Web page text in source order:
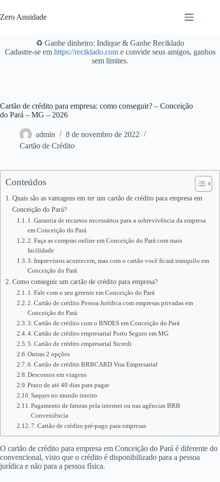
para
o
Zero Anuidade
♻️ Ganhe dinheiro: Indique & Ganhe Reciklado
Cadastre-se em https://reciklado.come convide seus amigos, ganhos
sem limites.
Cartão de crédito para empresa: como conseguir? – Conceição
do Pará – MG – 2026
admin
8 de novembro de 2022
Cartão de Crédito
Conteúdos
Quais são as vantagens em ter um cartão de crédito para empresa em
Conceição do Pará?
1. Garantia de recursos necessários para a sobrevivência da empresa
em Conceição do Pará
2. Faça as compras online em Conceição do Pará com mais
facilidade
3. Imprevistos acontecem, mas com o cartão você ficará tranquilo em
Conceição do Pará
Como conseguir um cartão de crédito para empresa?
1. Fale com o seu gerente em Conceição do Pará
2. Cartão de crédito Pessoa Jurídica com empresas privadas em
Conceição do Pará
3. Cartão de crédito com o BNDES em Conceição do Pará
4. Cartão de crédito empresarial Porto Seguro em MG
5. Cartão de crédito empresarial Sicredi
Outras 2 opções
6. Cartão de crédito BRBCARD Visa Empresarial
Descontos em viagens
Prazo de até 40 dias para pagar
Saques no mundo inteiro
Pagamento de faturas pela internet ou nas agências BRB
Conveniência
7. Cartão de crédito pré-pago para empresas
O cartão de crédito para empresa em Conceição do Pará é diferente do
convencional, visto que o crédito é disponibilizado para a pessoa
jurídica e não para a pessoa física.